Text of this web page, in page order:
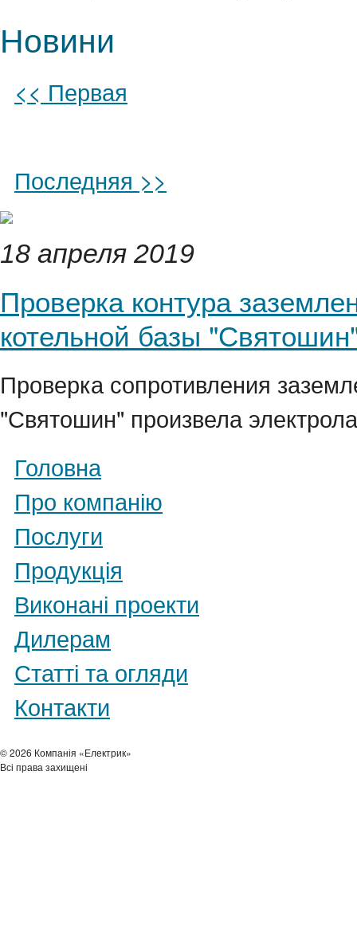
Новини
<< Первая
Последняя >>
18 апреля 2019
Проверка контура
котельной базы
Проверка сопротивления
"Святошин" произвела
Головна
Про компанію
Послуги
Продукція
Виконані проекти
Дилерам
Статті та огляди
Контакти
© 2026 Компанія «Електрик»
Всі права захищені